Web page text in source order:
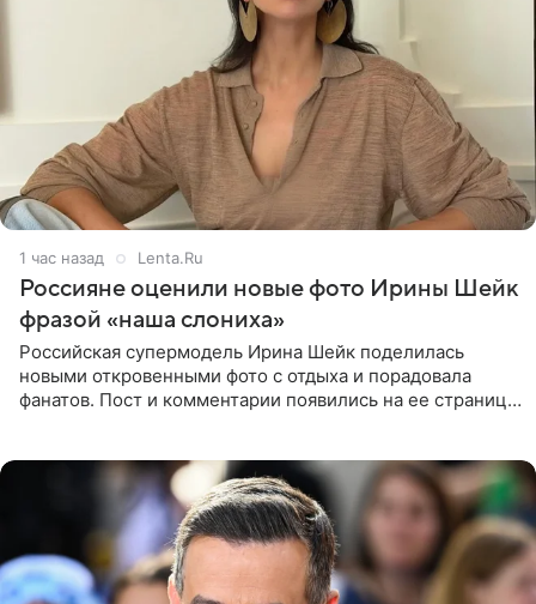
1 час назад Lenta.Ru
Россияне оценили новые фото Ирины Шейк
фразой «наша слониха»
Российская супермодель Ирина Шейк поделилась
новыми откровенными фото с отдыха и порадовала
фанатов. Пост и комментарии появились на ее странице